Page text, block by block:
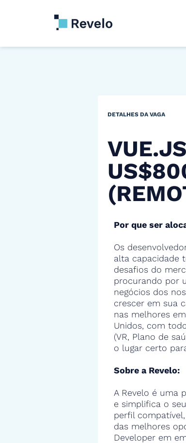
DETALHES DA VAGA
Por que ser
Os
alta capacidade
desafios do
procurando por
negócios dos
crescer em sua
nas melhores
Unidos, com
(VR, Plano de
o lugar certo
Sobre a Revelo:
A Revelo é uma
e simplifica o
perfil
das melhores
Developer em